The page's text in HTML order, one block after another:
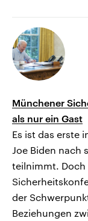
Münchener
als nur ein Gast
Es ist das erste
Joe Biden nach
teilnimmt. Doch
der
Beziehungen